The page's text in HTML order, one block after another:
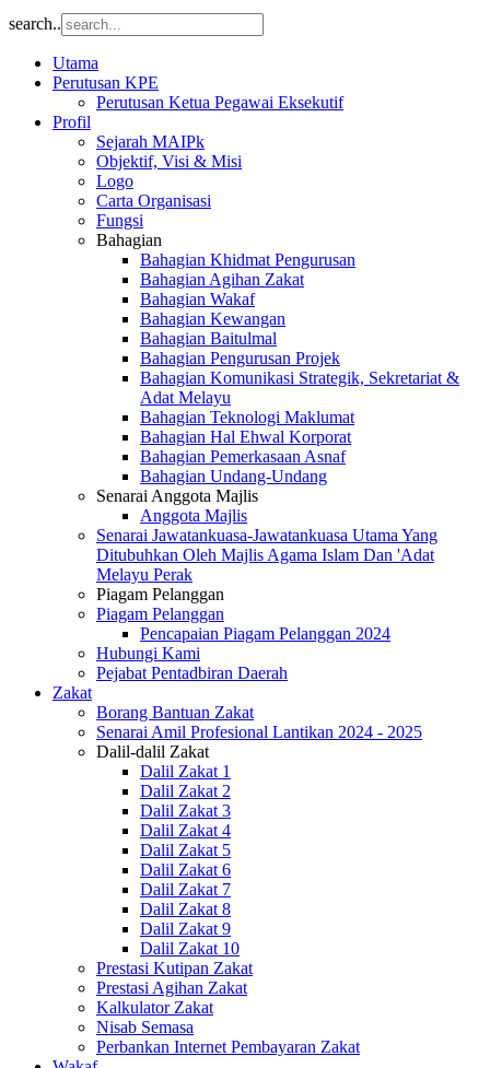
search..
Utama
Perutusan KPE
Perutusan Ketua Pegawai Eksekutif
Profil
Sejarah MAIPk
Objektif, Visi & Misi
Logo
Carta Organisasi
Fungsi
Bahagian
Bahagian Khidmat Pengurusan
Bahagian Agihan Zakat
Bahagian Wakaf
Bahagian Kewangan
Bahagian Baitulmal
Bahagian Pengurusan Projek
Bahagian Komunikasi Strategik, Sekretariat &
Adat Melayu
Bahagian Teknologi Maklumat
Bahagian Hal Ehwal Korporat
Bahagian Pemerkasaan Asnaf
Bahagian Undang-Undang
Senarai Anggota Majlis
Anggota Majlis
Senarai Jawatankuasa-Jawatankuasa Utama Yang
Ditubuhkan Oleh Majlis Agama Islam Dan 'Adat
Melayu Perak
Piagam Pelanggan
Piagam Pelanggan
Pencapaian Piagam Pelanggan 2024
Hubungi Kami
Pejabat Pentadbiran Daerah
Zakat
Borang Bantuan Zakat
Senarai Amil Profesional Lantikan 2024 - 2025
Dalil-dalil Zakat
Dalil Zakat 1
Dalil Zakat 2
Dalil Zakat 3
Dalil Zakat 4
Dalil Zakat 5
Dalil Zakat 6
Dalil Zakat 7
Dalil Zakat 8
Dalil Zakat 9
Dalil Zakat 10
Prestasi Kutipan Zakat
Prestasi Agihan Zakat
Kalkulator Zakat
Nisab Semasa
Perbankan Internet Pembayaran Zakat